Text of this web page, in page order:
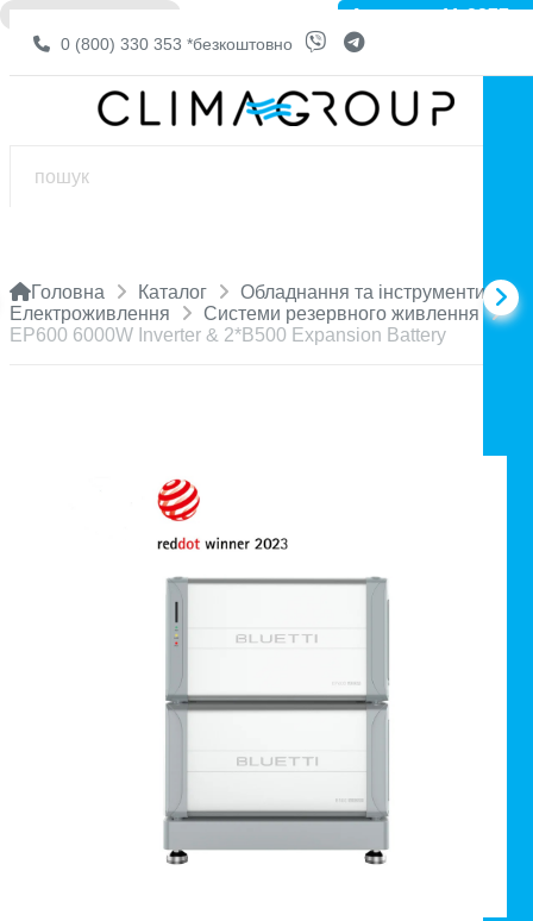
0 (800) 330 353 *безкоштовно
Головна Каталог
Обладнання та інструменти
Електроживлення
Системи резервного живлення
EP600 6000W Inverter & 2*B500 Expansion Battery
Артикул: 11-2277
❌ НЕМА В НАЯВНОСТІ